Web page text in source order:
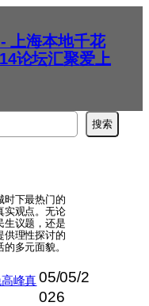
上海本地千花
论坛汇聚爱上
搜索
时下最热门的
实观点。无论
生议题，还是
供理性探讨的
多元面貌。
峰真05/05/2
026